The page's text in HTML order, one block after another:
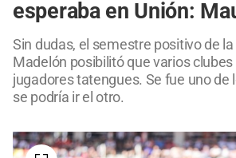
esperaba en Unión:
Sin dudas, el semestre positivo de
Madelón posibilitó que varios
jugadores tatengues. Se fue uno de
se podría ir el otro.